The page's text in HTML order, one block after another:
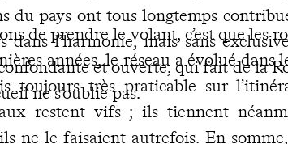
du pays ont tous longtemps
dans l’harmonie, mais sans
et ouverte, qui fait de la
ne s’oublie pas.
de prendre le volant, c’est que les
années, le réseau a évolué dans
toujours très praticable sur
restent vifs ; ils tiennent
ne le faisaient autrefois. En